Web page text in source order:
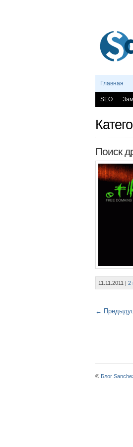
Главная
SEO
Поиск
11.11.2011 | 2
←
© Блог